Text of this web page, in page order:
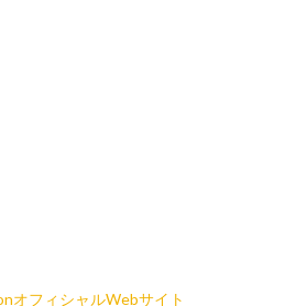
オフィシャルWebサイト